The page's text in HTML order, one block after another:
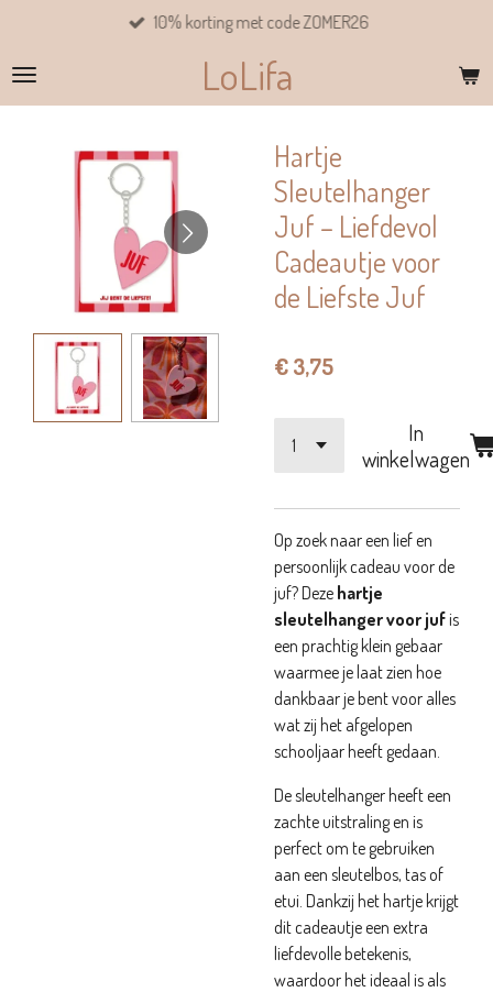
naar
de
LoLifa
10% korting met code ZOMER26
Hartje
Sleutelhanger
Juf – Liefdevol
Cadeautje voor
de Liefste Juf
€ 3,75
In
winkelwagen
Op zoek naar een lief en
persoonlijk cadeau voor de
juf? Deze hartje
sleutelhanger voor jufis
een prachtig klein gebaar
waarmee je laat zien hoe
dankbaar je bent voor alles
wat zij het afgelopen
schooljaar heeft gedaan.
De sleutelhanger heeft een
zachte uitstraling en is
perfect om te gebruiken
aan een sleutelbos, tas of
etui. Dankzij het hartje krijgt
dit cadeautje een extra
liefdevolle betekenis,
waardoor het ideaal is als